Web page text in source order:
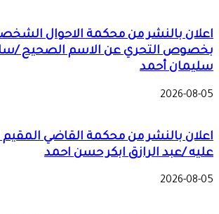
اعلان بالنشر من محكمة الاحوال
بخصوص التحري عن الاسم الصحيح /
سليمان أحمد
2026-08-05
اعلان بالنشر من محكمة القاضي المقيم
عليه /عبد الرازق ابكر حسن احمد
2026-08-05